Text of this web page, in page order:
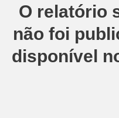
O relatório
não foi
disponível